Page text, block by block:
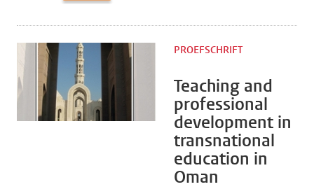
Teaching and
professional
development in
transnational
education in
Oman
PROEFSCHRIFT